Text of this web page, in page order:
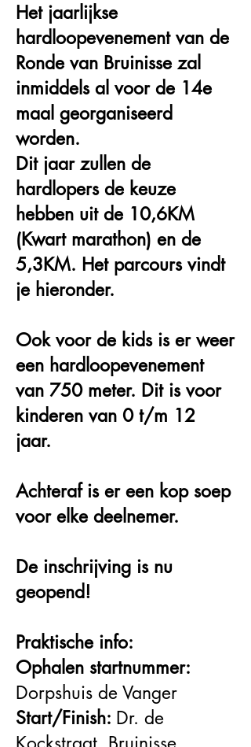
Het jaarlijkse
hardloopevenement van de
Ronde van Bruinisse zal
inmiddels al voor de 14e
maal georganiseerd
worden.
Dit jaar zullen de
hardlopers de keuze
hebben uit de 10,6KM
(Kwart marathon) en de
5,3KM. Het parcours vindt
je hieronder.
Ook voor de kids is er weer
een hardloopevenement
van 750 meter. Dit is voor
kinderen van 0 t/m 12
jaar.
Achteraf is er een kop soep
voor elke deelnemer.
De inschrijving is nu
geopend!
Praktische info:
Ophalen startnummer:
Dorpshuis de Vanger
Start/Finish: Dr. de